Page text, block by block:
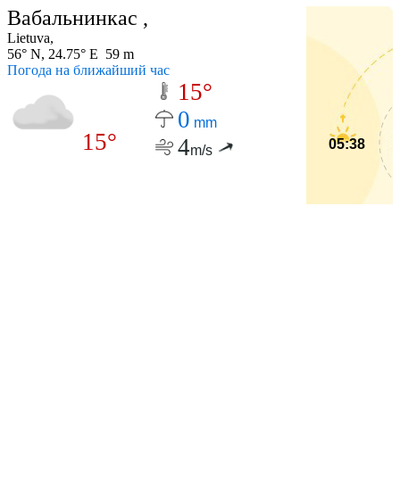
Вабальнинкас ,
Lietuva,
56° N, 24.75° E 59 m
Погода на ближайший час
15°
15°
0 mm
4m/s 05:38